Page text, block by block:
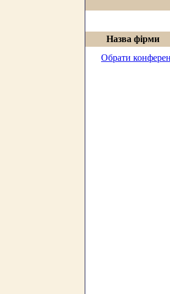
Назва фірми
Обрати